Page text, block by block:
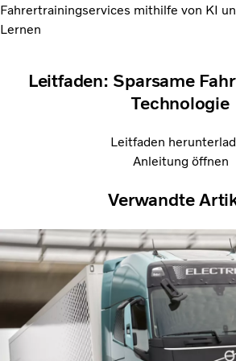
Fahrertrainingservices mithilfe von KI
Lernen
Leitfaden: Sparsame
Technologie
Leitfaden
Anleitung öffnen
Verwandte